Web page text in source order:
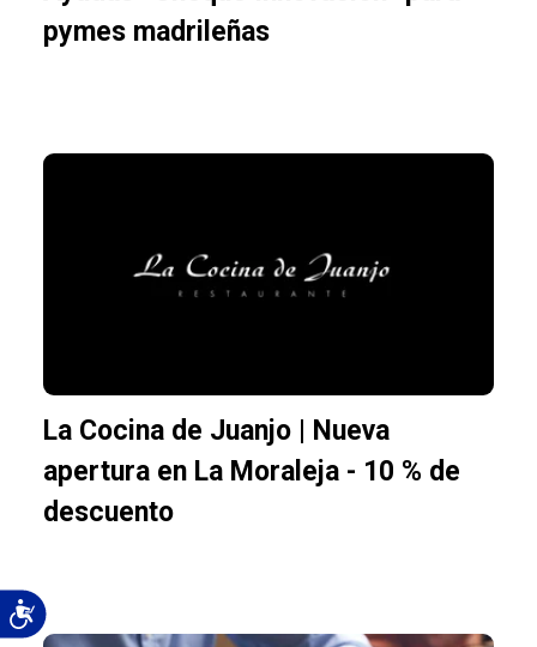
pymes madrileñas
La Cocina de Juanjo | Nueva
apertura en La Moraleja - 10 % de
descuento